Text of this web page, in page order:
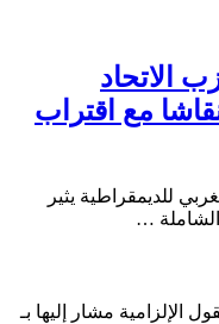
الاتحاد
مع اقتراب
للديمقراطية يثير
الشاملة …
الإلزامية مشار إليها بـ